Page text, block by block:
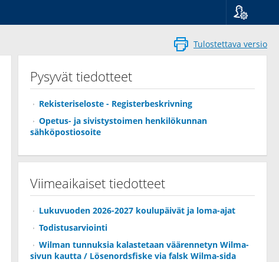
Suomi
Svenska
Tulostettava versio
Pysyvät tiedotteet
Rekisteriseloste - Registerbeskrivning
Opetus- ja sivistystoimen henkilökunnan
sähköpostiosoite
Viimeaikaiset tiedotteet
Lukuvuoden 2026-2027 koulupäivät ja loma-ajat
Todistusarviointi
Wilman tunnuksia kalastetaan väärennetyn Wilma-
sivun kautta / Lösenordsfiske via falsk Wilma-sida